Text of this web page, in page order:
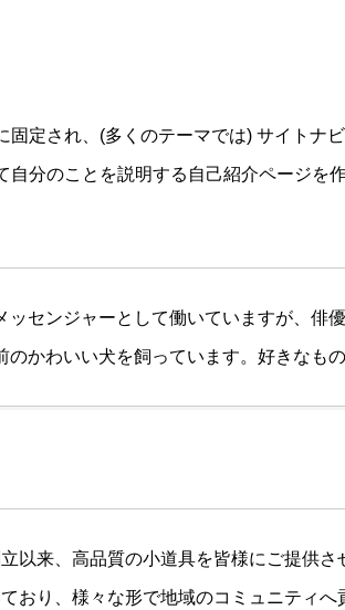
固定され、(多くのテーマでは) サイトナ
自分のことを説明する自己紹介ページを
ッセンジャーとして働いていますが、俳
かわいい犬を飼っています。好きなも
以来、高品質の小道具を皆様にご提供
おり、様々な形で地域のコミュニティへ